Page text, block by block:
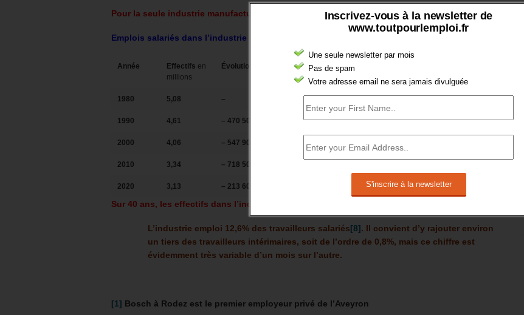
Inscrivez-vous à la newsletter de
www.toutpourlemploi.fr
Une seule newsletter par mois
Pas de spam
Votre adresse email ne sera jamais divulguée
Pour la seule industrie manufacturière, la baisse a été de -954 500, soit -25,8% sur vingt ans.
Emplois salariés dans l’industrie
Année Effectifs en
millions
Évolution En %
1980 5,08 –
1990 4,61 – 470 500
2000 4,06 – 547 900
2010 3,34 – 718 500
2020 3,13 – 213 600
Sur 40 ans, les effectifs dans l’industrie ont diminué de 1,95 million de salariés (-38,4%).
L’industrie emploi 12,6% des travailleurs salariés[8]. Il convient d’y rajouter environ
un tiers des travailleurs intérimaires, soit de l’ordre de 0,8%, mais ce chiffre est
évidemment très variable d’un mois sur l’autre.
[1] Bosch à Rodez est le premier employeur privé de l’Aveyron